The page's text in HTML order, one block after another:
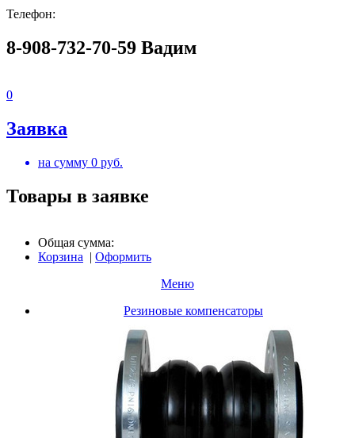
Телефон:
8-908-732-70-59 Вадим
0
Заявка
на сумму 0 руб.
Товары в заявке
Общая сумма:
Корзина | Оформить
Меню
Резиновые компенсаторы